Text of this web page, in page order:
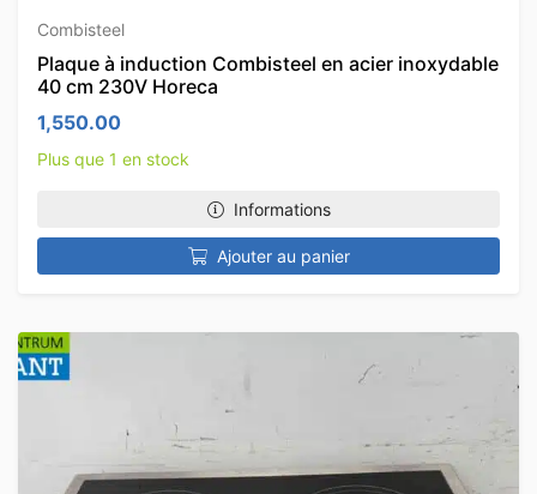
Combisteel
Plaque à induction Combisteel en acier inoxydable
40 cm 230V Horeca
1,550.00
Plus que 1 en stock
Informations
Ajouter au panier